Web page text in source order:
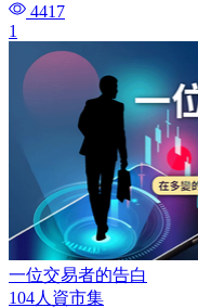
4417
1
一位交易者的告白
104人資市集